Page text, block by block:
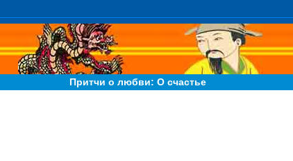
Притчи о любви: О счастье